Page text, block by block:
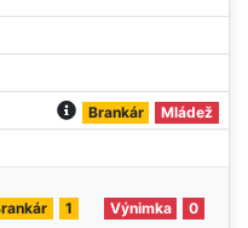
Brankár Mládež
1 Výnimka 0